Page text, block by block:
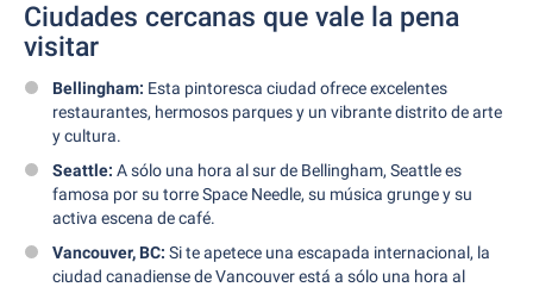
Ciudades cercanas que vale la pena
visitar
Bellingham: Esta pintoresca ciudad ofrece excelentes
restaurantes, hermosos parques y un vibrante distrito de arte
y cultura.
Seattle: A sólo una hora al sur de Bellingham, Seattle es
famosa por su torre Space Needle, su música grunge y su
activa escena de café.
Vancouver, BC: Si te apetece una escapada internacional, la
ciudad canadiense de Vancouver está a sólo una hora al